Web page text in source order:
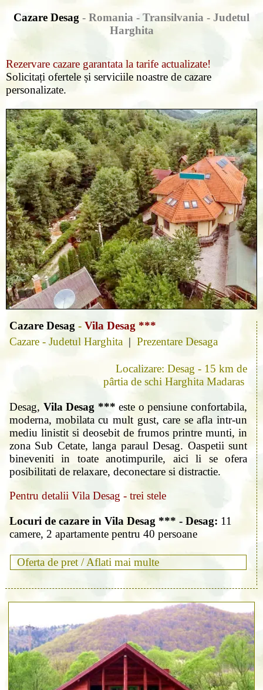
Cazare Desag - Romania - Transilvania - Judetul
Harghita
Rezervare cazare garantata la tarife actualizate!
Solicitați ofertele și serviciile noastre de cazare
personalizate.
Cazare Desag - Vila Desag ***
Cazare - Judetul Harghita| Prezentare Desaga
Localizare: Desag - 15 km de
pârtia de schi Harghita Madaras
Desag, Vila Desag *** este o pensiune confortabila,
moderna, mobilata cu mult gust, care se afla intr-un
mediu linistit si deosebit de frumos printre munti, in
zona Sub Cetate, langa paraul Desag. Oaspetii sunt
bineveniti in toate anotimpurile, aici li se ofera
posibilitati de relaxare, deconectare si distractie.
Pentru detalii Vila Desag - trei stele
Locuri de cazare in Vila Desag *** - Desag: 11
camere, 2 apartamente pentru 40 persoane
Oferta de pret / Aflati mai multe